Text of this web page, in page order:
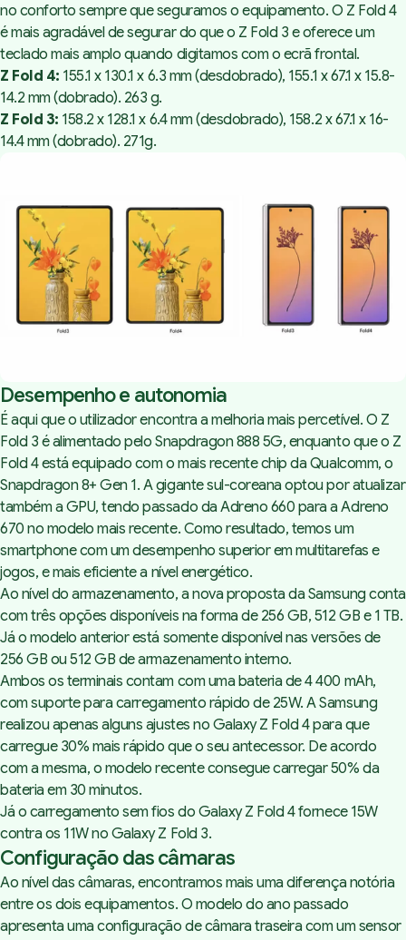
no conforto sempre que seguramos o equipamento. O Z Fold 4
é mais agradável de segurar do que o Z Fold 3 e oferece um
teclado mais amplo quando digitamos com o ecrã frontal.
Z Fold 4: 155.1 x 130.1 x 6.3 mm (desdobrado), 155.1 x 67.1 x 15.8-
14.2 mm (dobrado). 263 g.
Z Fold 3: 158.2 x 128.1 x 6.4 mm (desdobrado), 158.2 x 67.1 x 16-
14.4 mm (dobrado). 271g.
Desempenho e autonomia
É aqui que o utilizador encontra a melhoria mais percetível. O Z
Fold 3 é alimentado pelo Snapdragon 888 5G, enquanto que o Z
Fold 4 está equipado com o mais recente chip da Qualcomm, o
Snapdragon 8+ Gen 1. A gigante sul-coreana optou por atualizar
também a GPU, tendo passado da Adreno 660 para a Adreno
670 no modelo mais recente. Como resultado, temos um
smartphone com um desempenho superior em multitarefas e
jogos, e mais eficiente a nível energético.
Ao nível do armazenamento, a nova proposta da Samsung conta
com três opções disponíveis na forma de 256 GB, 512 GB e 1 TB.
Já o modelo anterior está somente disponível nas versões de
256 GB ou 512 GB de armazenamento interno.
Ambos os terminais contam com uma bateria de 4 400 mAh,
com suporte para carregamento rápido de 25W. A Samsung
realizou apenas alguns ajustes no Galaxy Z Fold 4 para que
carregue 30% mais rápido que o seu antecessor. De acordo
com a mesma, o modelo recente consegue carregar 50% da
bateria em 30 minutos.
Já o carregamento sem fios do Galaxy Z Fold 4 fornece 15W
contra os 11W no Galaxy Z Fold 3.
Configuração das câmaras
Ao nível das câmaras, encontramos mais uma diferença notória
entre os dois equipamentos. O modelo do ano passado
apresenta uma configuração de câmara traseira com um sensor